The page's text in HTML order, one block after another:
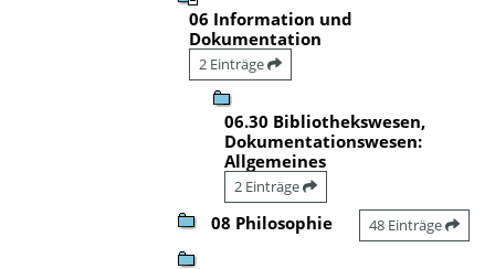
06 Information und
Dokumentation
2 Einträge
06.30 Bibliothekswesen,
Dokumentationswesen:
Allgemeines
2 Einträge
08 Philosophie 48 Einträge